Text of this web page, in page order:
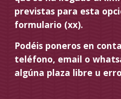
previstas para esta
formulario (xx).
Podéis poneros en
teléfono, email o
algúna plaza libre u